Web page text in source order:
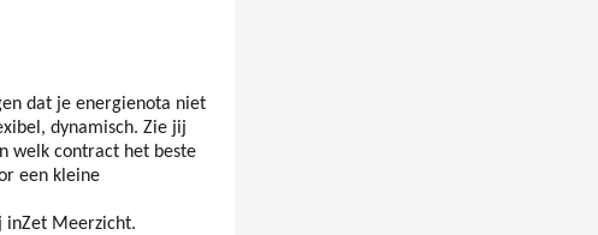
dat je energienota niet
dynamisch. Zie jij
welk contract het beste
een kleine
inZet Meerzicht.